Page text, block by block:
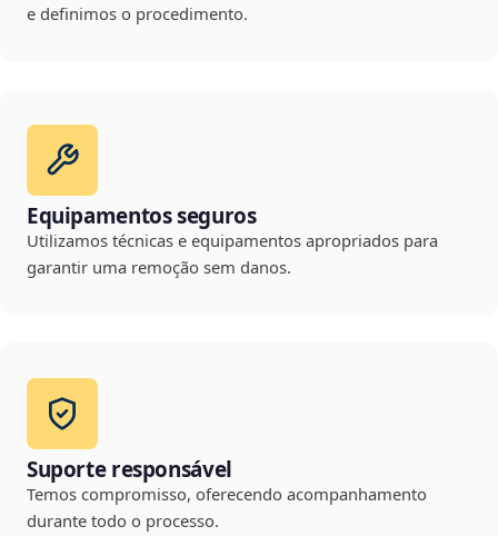
e definimos o procedimento.
Equipamentos seguros
Utilizamos técnicas e equipamentos apropriados para
garantir uma remoção sem danos.
Suporte responsável
Temos compromisso, oferecendo acompanhamento
durante todo o processo.